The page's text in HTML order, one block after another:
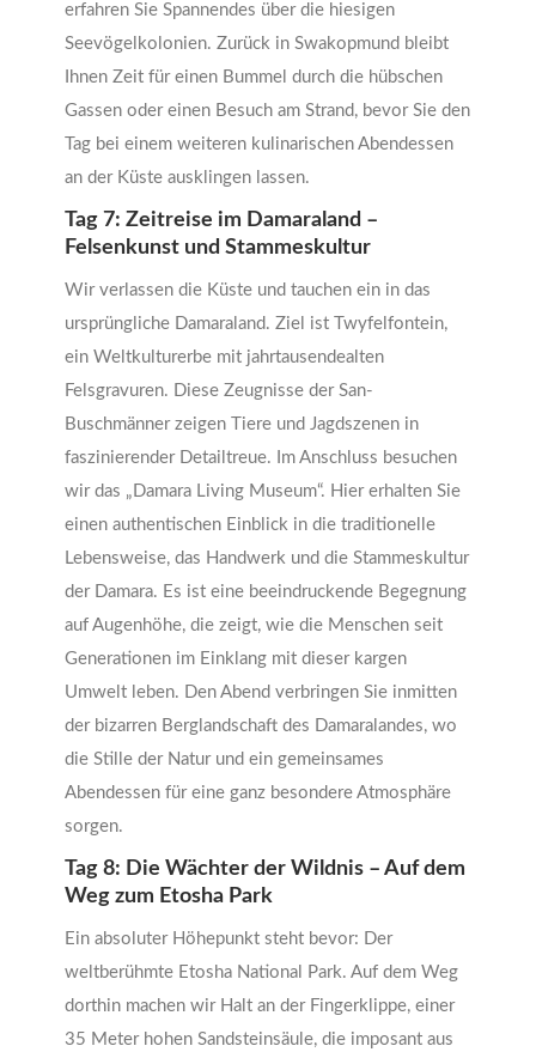
erfahren Sie Spannendes über die hiesigen
Seevögelkolonien. Zurück in Swakopmund bleibt
Ihnen Zeit für einen Bummel durch die hübschen
Gassen oder einen Besuch am Strand, bevor Sie den
Tag bei einem weiteren kulinarischen Abendessen
an der Küste ausklingen lassen.
Tag 7: Zeitreise im Damaraland –
Felsenkunst und Stammeskultur
Wir verlassen die Küste und tauchen ein in das
ursprüngliche Damaraland. Ziel ist Twyfelfontein,
ein Weltkulturerbe mit jahrtausendealten
Felsgravuren. Diese Zeugnisse der San-
Buschmänner zeigen Tiere und Jagdszenen in
faszinierender Detailtreue. Im Anschluss besuchen
wir das „Damara Living Museum“. Hier erhalten Sie
einen authentischen Einblick in die traditionelle
Lebensweise, das Handwerk und die Stammeskultur
der Damara. Es ist eine beeindruckende Begegnung
auf Augenhöhe, die zeigt, wie die Menschen seit
Generationen im Einklang mit dieser kargen
Umwelt leben. Den Abend verbringen Sie inmitten
der bizarren Berglandschaft des Damaralandes, wo
die Stille der Natur und ein gemeinsames
Abendessen für eine ganz besondere Atmosphäre
sorgen.
Tag 8: Die Wächter der Wildnis – Auf dem
Weg zum Etosha Park
Ein absoluter Höhepunkt steht bevor: Der
weltberühmte Etosha National Park. Auf dem Weg
dorthin machen wir Halt an der Fingerklippe, einer
35 Meter hohen Sandsteinsäule, die imposant aus